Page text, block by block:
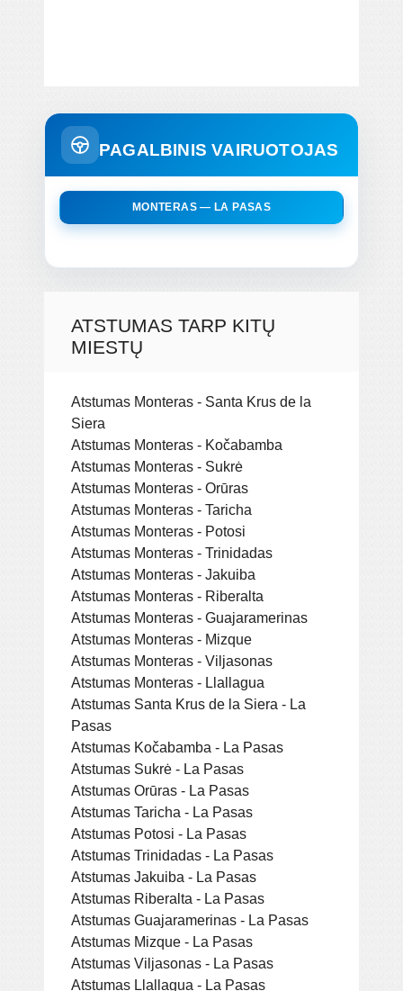
PAGALBINIS VAIRUOTOJAS
MONTERAS — LA PASAS
ATSTUMAS TARP KITŲ
MIESTŲ
Atstumas Monteras - Santa Krus de la
Siera
Atstumas Monteras - Kočabamba
Atstumas Monteras - Sukrė
Atstumas Monteras - Orūras
Atstumas Monteras - Taricha
Atstumas Monteras - Potosi
Atstumas Monteras - Trinidadas
Atstumas Monteras - Jakuiba
Atstumas Monteras - Riberalta
Atstumas Monteras - Guajaramerinas
Atstumas Monteras - Mizque
Atstumas Monteras - Viljasonas
Atstumas Monteras - Llallagua
Atstumas Santa Krus de la Siera - La
Pasas
Atstumas Kočabamba - La Pasas
Atstumas Sukrė - La Pasas
Atstumas Orūras - La Pasas
Atstumas Taricha - La Pasas
Atstumas Potosi - La Pasas
Atstumas Trinidadas - La Pasas
Atstumas Jakuiba - La Pasas
Atstumas Riberalta - La Pasas
Atstumas Guajaramerinas - La Pasas
Atstumas Mizque - La Pasas
Atstumas Viljasonas - La Pasas
Atstumas Llallagua - La Pasas